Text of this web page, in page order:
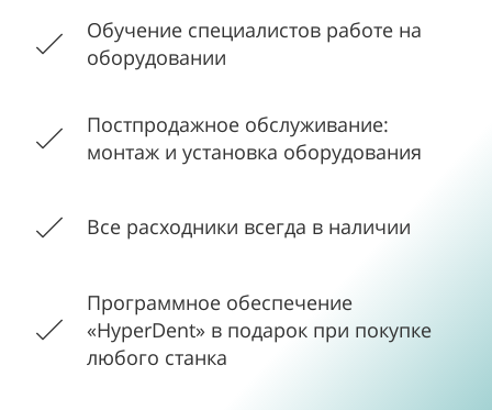
Обучение специалистов работе на
оборудовании
Постпродажное обслуживание:
монтаж и установка оборудования
Все расходники всегда в наличии
Программное обеспечение
«HyperDent» в подарок при покупке
любого станка